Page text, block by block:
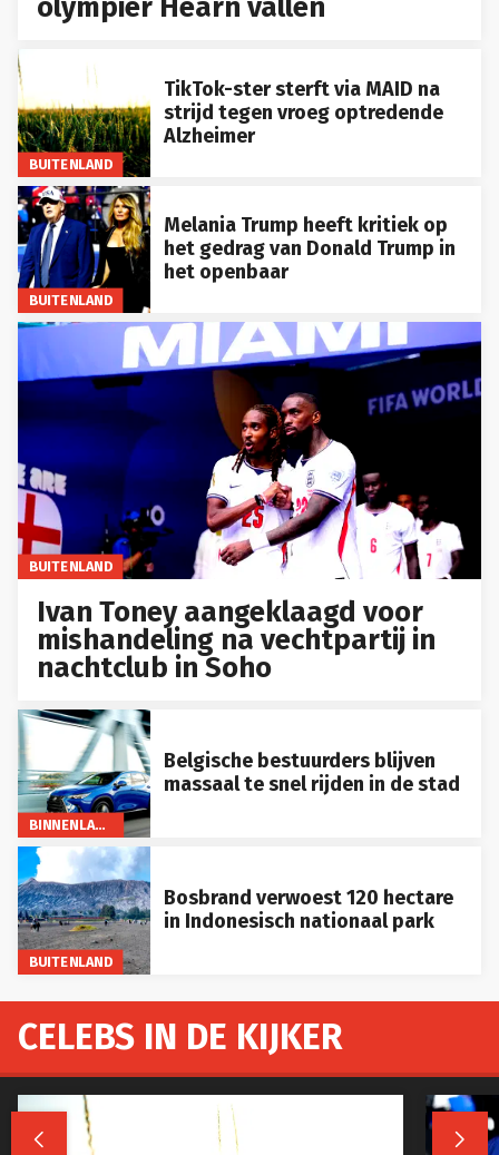
BUITENLAND
TikTok-ster sterft via MAID na
strijd tegen vroeg optredende
Alzheimer
BUITENLAND
Melania Trump heeft kritiek op
het gedrag van Donald Trump in
het openbaar
BUITENLAND
Ivan Toney aangeklaagd voor
mishandeling na vechtpartij in
nachtclub in Soho
BINNENLAND
Belgische bestuurders blijven
massaal te snel rijden in de stad
BUITENLAND
Bosbrand verwoest 120 hectare
in Indonesisch nationaal park
CELEBS IN DE KIJKER
 